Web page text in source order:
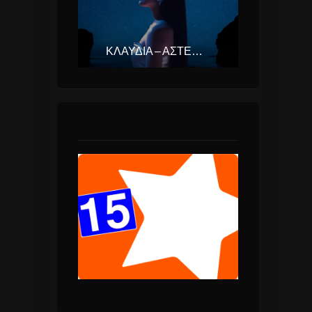
ΚΛΑΥΔΊΑ – ΑΣΤΕΡΟΜΆΤΑ (EUROVISION ΕΛΛΆΔΑ 2025)